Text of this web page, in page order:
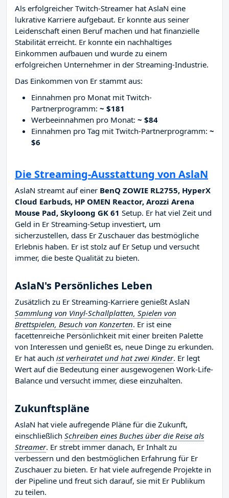
Als erfolgreicher Twitch-Streamer hat AslaN eine
lukrative Karriere aufgebaut. Er konnte aus seiner
Leidenschaft einen Beruf machen und hat finanzielle
Stabilität erreicht. Er konnte ein nachhaltiges
Einkommen aufbauen und wurde zu einem
erfolgreichen Unternehmer in der Streaming-Industrie.
Das Einkommen von Er stammt aus:
Einnahmen pro Monat mit Twitch-
Partnerprogramm: ~ $181
Werbeeinnahmen pro Monat: ~ $84
Einnahmen pro Tag mit Twitch-Partnerprogramm: ~
$6
Die Streaming-Ausstattung von AslaN
AslaN streamt auf einer BenQ ZOWIE RL2755, HyperX
Cloud Earbuds, HP OMEN Reactor, Arozzi Arena
Mouse Pad, Skyloong GK 61 Setup. Er hat viel Zeit und
Geld in Er Streaming-Setup investiert, um
sicherzustellen, dass Er Zuschauer das bestmögliche
Erlebnis haben. Er ist stolz auf Er Setup und versucht
immer, die beste Qualität zu bieten.
AslaN's Persönliches Leben
Zusätzlich zu Er Streaming-Karriere genießt AslaN
Sammlung von Vinyl-Schallplatten, Spielen von
Brettspielen, Besuch von Konzerten. Er ist eine
facettenreiche Persönlichkeit mit einer breiten Palette
von Interessen und genießt es, neue Dinge zu erkunden.
Er hat auch ist verheiratet und hat zwei Kinder. Er legt
Wert auf die Bedeutung einer ausgewogenen Work-Life-
Balance und versucht immer, diese einzuhalten.
Zukunftspläne
AslaN hat viele aufregende Pläne für die Zukunft,
einschließlich Schreiben eines Buches über die Reise als
Streamer. Er strebt immer danach, Er Inhalt zu
verbessern und den bestmöglichen Erfahrung für Er
Zuschauer zu bieten. Er hat viele aufregende Projekte in
der Pipeline und freut sich darauf, sie mit Er Publikum
zu teilen.